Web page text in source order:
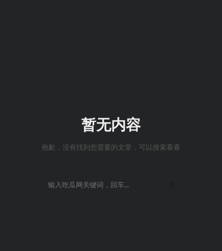
暂无内容
抱歉，没有找到您需要的文章，可以搜索看看